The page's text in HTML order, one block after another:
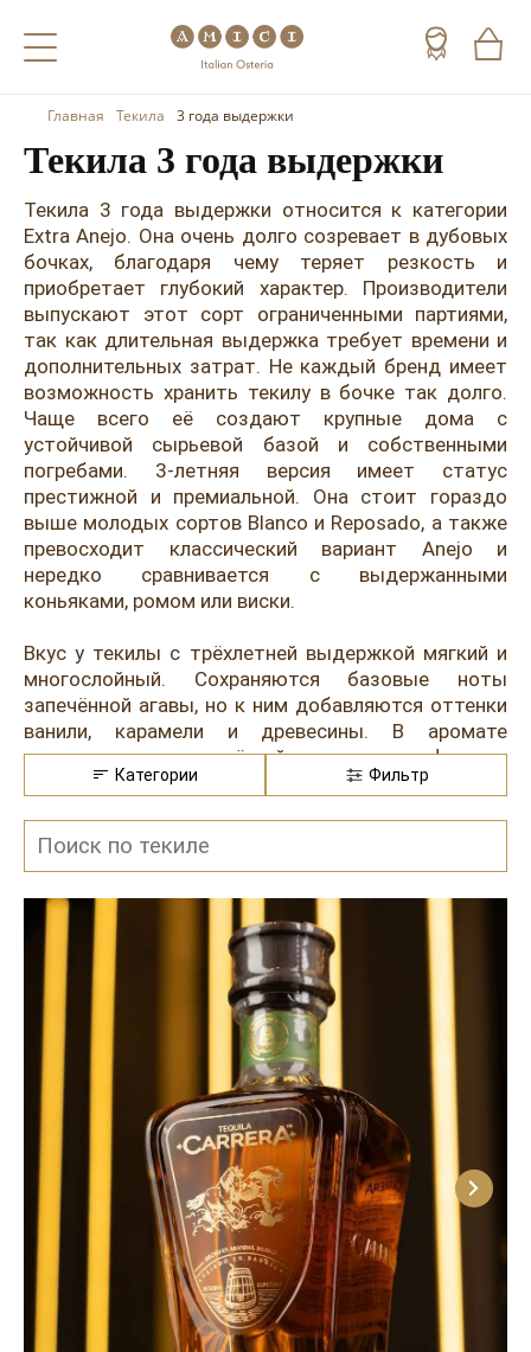
Назад
Холодные напитки
Чай
Кофе
Назад
Шампанское
Игристое вино
Портвейн
Херес
Красные вина
Белые вина
Розовые вина
Итальянские вина
Испанские вина
Назад
Коньяк
Арманьяк
Текила
Мескаль
Кальвадос
Джин
Ром
Граппа
Саке
Пиво
Главная Текила 3 года выдержки
Текила 3 года выдержки
Текила 3 года выдержки относится к категории
Extra Anejo. Она очень долго созревает в дубовых
бочках, благодаря чему теряет резкость и
приобретает глубокий характер. Производители
выпускают этот сорт ограниченными партиями,
так как длительная выдержка требует времени и
дополнительных затрат. Не каждый бренд имеет
возможность хранить текилу в бочке так долго.
Чаще всего её создают крупные дома с
устойчивой сырьевой базой и собственными
погребами. 3-летняя версия имеет статус
престижной и премиальной. Она стоит гораздо
выше молодых сортов Blanco и Reposado, а также
превосходит классический вариант Anejo и
нередко сравнивается с выдержанными
коньяками, ромом или виски.
Вкус у текилы с трёхлетней выдержкой мягкий и
многослойный. Сохраняются базовые ноты
запечённой агавы, но к ним добавляются оттенки
ванили, карамели и древесины. В аромате
ощущаются специи, лёгкий дымок и сухофрукты.
Цвет у напитка обычно тёмно-янтарный.
пряности, а также за округлую текстуру без
бокалов, при комнатной температуре. Лёд
используют редко, чтобы не скрывать сложный
букет.
Категории Фильтр